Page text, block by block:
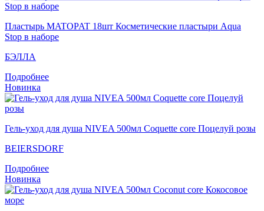
Пластырь MATOPAT 18шт Косметические пластыри Aqua
Stop в наборе
БЭЛЛА
Подробнее
Новинка
Гель-уход для душа NIVEA 500мл Coquette core Поцелуй розы
BEIERSDORF
Подробнее
Новинка